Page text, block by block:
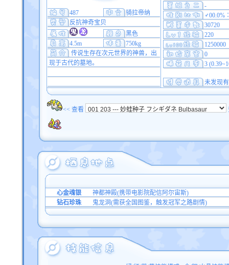
-
30720
220
1250000
0
3
未发现
487
骑拉帝纳
反抗神奇宝贝
黑色
4.5m
750kg
传说生存在次元世界的神兽，出
现于古代的墓地。
<< 查看
心金魂银
神都神殿(携带电影院配信阿尔宙斯)
钻石珍珠
鬼龙洞(需获全国图鉴，触发冠军之路剧情)